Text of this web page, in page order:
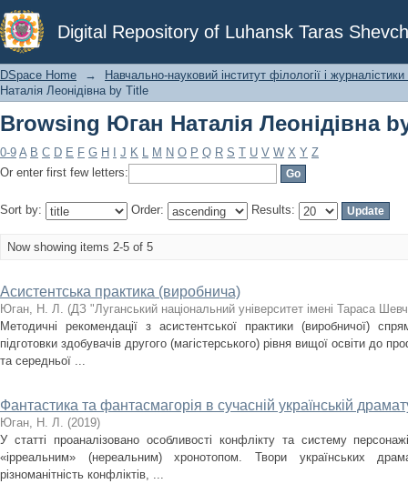
Digital Repository of Luhansk Taras
Browsing Юган Наталія Леонідівна
DSpace Home →
Навчально-науковий інститут філології і
Наталія Леонідівна by Title
Browsing Юган Наталія Леонідівна
0-9 A B C D E F G H J K L M N O P Q R S T U V W X Y Z
Or enter first few letters:
Sort by: Order: Results:
Now showing items 2-5 of 5
Асистентська практика (виробнича)
Юган, Н. Л. (ДЗ "Луганський національний університет імені Тараса
Методичні рекомендації з асистентської практики (виробничої)
підготовки здобувачів другого (магістерського) рівня вищої освіти до
та середньої ...
Фантастика та фантасмагорія в сучасній українській
Юган, Н. Л. (2019)
У статті проаналізовано особливості конфлікту та систему
«ірреальним» (нереальним) хронотопом. Твори українських
різноманітність конфліктів, ...